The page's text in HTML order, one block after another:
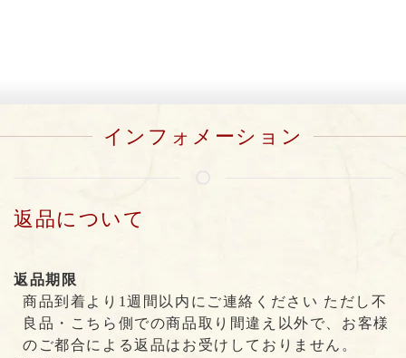
インフォメーション
返品について
返品期限
商品到着より1週間以内にご連絡ください ただし不
良品・こちら側での商品取り間違え以外で、お客様
のご都合による返品はお受けしておりません。